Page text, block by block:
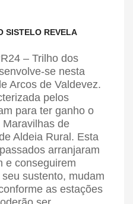
SISTELO REVELA
– Trilho dos
se nesta
Arcos de Valdevez.
pelos
para ter ganho o
Maravilhas de
Aldeia Rural. Esta
arranjaram
e conseguirem
sustento, mudam
as estações